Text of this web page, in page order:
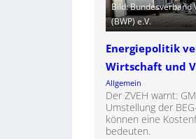
Bild: Bundesverband
(BWP) e.V.
Energiepolitik
Wirtschaft und
Allgemein
Der ZVEH warnt:
Umstellung der
können eine
bedeuten.